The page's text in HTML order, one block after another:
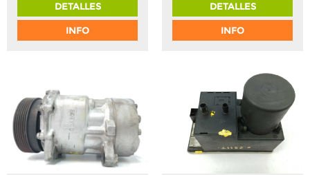
DETALLES
INFO
DETALLES
INFO